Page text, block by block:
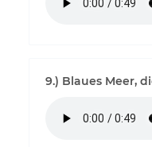
9.) Blaues Meer,